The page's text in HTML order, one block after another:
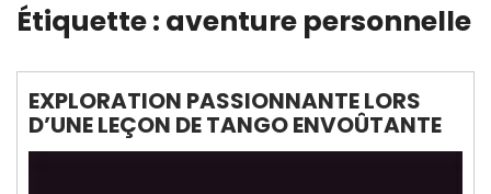
Étiquette : aventure personnelle
EXPLORATION PASSIONNANTE LORS
D’UNE LEÇON DE TANGO ENVOÛTANTE